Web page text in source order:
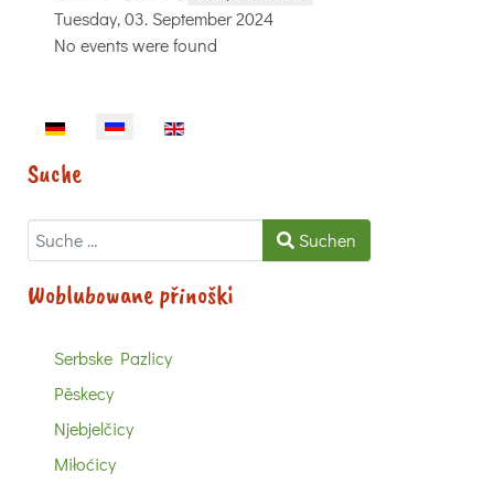
Tuesday, 03. September 2024
No events were found
Sprache auswählen
Suche
Suchen Suchen
Woblubowane přinoški
Serbske Pazlicy
Pěskecy
Njebjelčicy
Miłoćicy